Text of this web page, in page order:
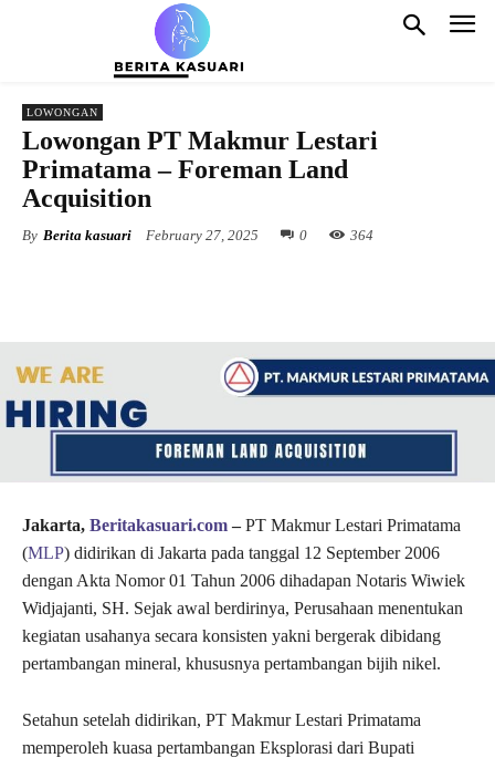
LOWONGAN
Lowongan PT Makmur Lestari
Primatama – Foreman Land
Acquisition
By Berita kasuari February 27, 2025 0 364
Jakarta, Beritakasuari.com–PT Makmur Lestari Primatama
(MLP) didirikan di Jakarta pada tanggal 12 September 2006
dengan Akta Nomor 01 Tahun 2006 dihadapan Notaris Wiwiek
Widjajanti, SH. Sejak awal berdirinya, Perusahaan menentukan
kegiatan usahanya secara konsisten yakni bergerak dibidang
pertambangan mineral, khususnya pertambangan bijih nikel.
Setahun setelah didirikan, PT Makmur Lestari Primatama
memperoleh kuasa pertambangan Eksplorasi dari Bupati